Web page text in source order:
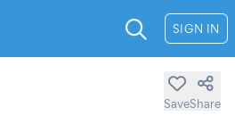
SIGN IN
SaveShare